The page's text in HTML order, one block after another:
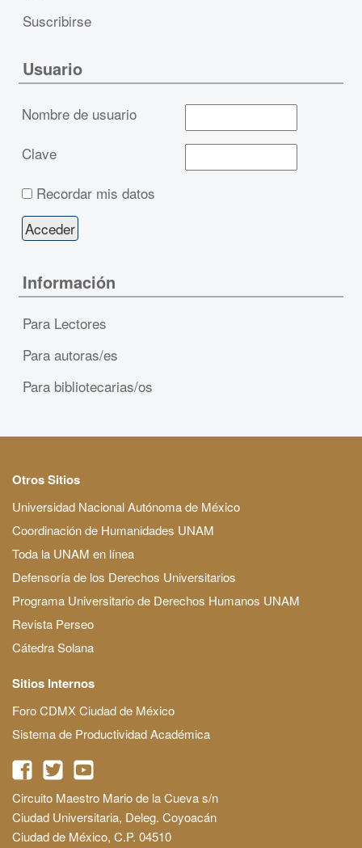
Suscribirse
Usuario
Nombre de usuario
Clave
Recordar mis datos
Información
Para Lectores
Para autoras/es
Para bibliotecarias/os
Otros Sitios
Universidad Nacional Autónoma de México
Coordinación de Humanidades UNAM
Toda la UNAM en línea
Defensoría de los Derechos Universitarios
Programa Universitario de Derechos Humanos UNAM
Revista Perseo
Cátedra Solana
Sitios Internos
Foro CDMX Ciudad de México
Sistema de Productividad Académica
Circuito Maestro Mario de la Cueva s/n
Ciudad Universitaria, Deleg. Coyoacán
Ciudad de México, C.P. 04510